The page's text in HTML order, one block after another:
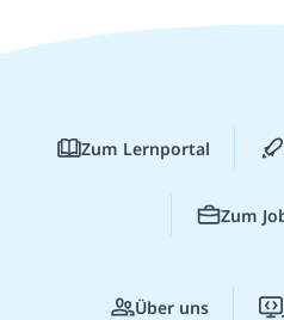
Zum Lernportal
Zum
Über uns